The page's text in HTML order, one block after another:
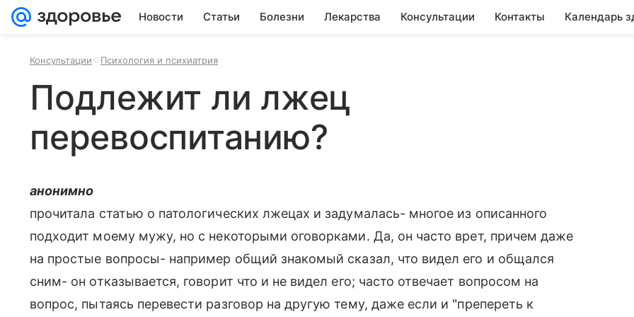
Новости Статьи Болезни Лекарства Консультации Контакты Календарь
Консультации Психология и психиатрия
Подлежит ли лжец
перевоспитанию?
анонимно
прочитала статью о патологических лжецах и задумалась- многое из описанного
подходит моему мужу, но с некоторыми оговорками. Да, он часто врет, причем даже
на простые вопросы- например общий знакомый сказал, что видел его и общался
сним- он отказывается, говорит что и не видел его; часто отвечает вопросом на
вопрос, пытаясь перевести разговор на другую тему, даже если и "препереть к